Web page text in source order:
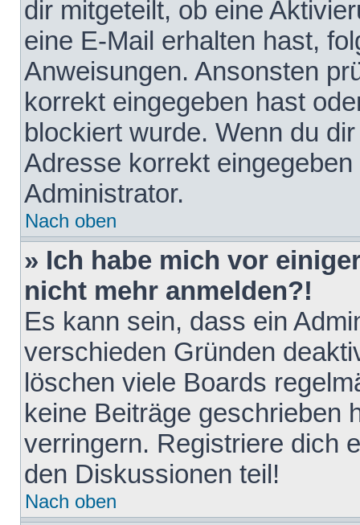
dir mitgeteilt, ob eine
eine E-Mail erhalten hast,
Anweisungen. Ansonsten
korrekt eingegeben hast
blockiert wurde. Wenn du
Adresse korrekt
Administrator.
Nach oben
» Ich habe mich vor
nicht mehr anmelden?!
Es kann sein, dass ein
verschieden Gründen
löschen viele Boards
keine Beiträge geschrieben
verringern. Registriere dich
den Diskussionen teil!
Nach oben